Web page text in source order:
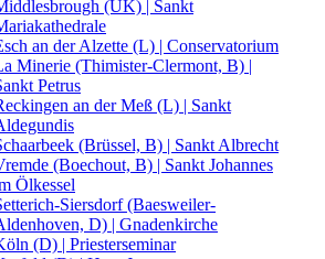
(UK) | Sankt
an der Alzette (L) | Conservatorium
Minerie (Thimister-Clermont, B) |
Petrus
an der Meß (L) | Sankt
(Brüssel, B) | Sankt Albrecht
(Boechout, B) | Sankt Johannes
Ölkessel
Siersdorf (Baesweiler-
D) | Gnadenkirche
(D) | Priesterseminar